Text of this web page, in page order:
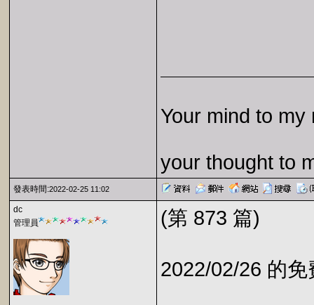
Your mind to my
your thought to
發表時間:2022-02-25 11:02
dc
管理員
(第 873 篇)
2022/02/26 的